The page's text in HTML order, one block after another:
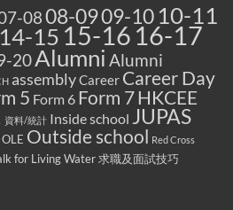
0808-0909-10 10-11
14-15 15-16 16-17
20Alumni Alumni
assemblyCareer Career Day
5 Form 6 Form 7HKCEE
資料/統計 Inside school JUPAS
OLE Outside school Red Cross
for Living Water 求職及面試技巧